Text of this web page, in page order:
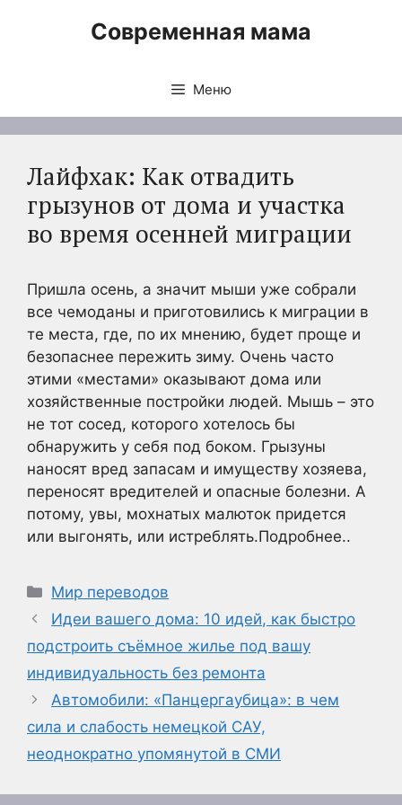
Современная мама
Меню
Лайфхак: Как отвадить
грызунов от дома и участка
во время осенней миграции
Пришла осень, а значит мыши уже собрали
все чемоданы и приготовились к миграции в
те места, где, по их мнению, будет проще и
безопаснее пережить зиму. Очень часто
этими «местами» оказывают дома или
хозяйственные постройки людей. Мышь – это
не тот сосед, которого хотелось бы
обнаружить у себя под боком. Грызуны
наносят вред запасам и имуществу хозяева,
переносят вредителей и опасные болезни. А
потому, увы, мохнатых малюток придется
или выгонять, или истреблять.Подробнее..
Рубрики
Мир переводов
Идеи вашего дома: 10 идей, как быстро
подстроить съёмное жилье под вашу
индивидуальность без ремонта
Автомобили: «Панцергаубица»: в чем
сила и слабость немецкой САУ,
неоднократно упомянутой в СМИ